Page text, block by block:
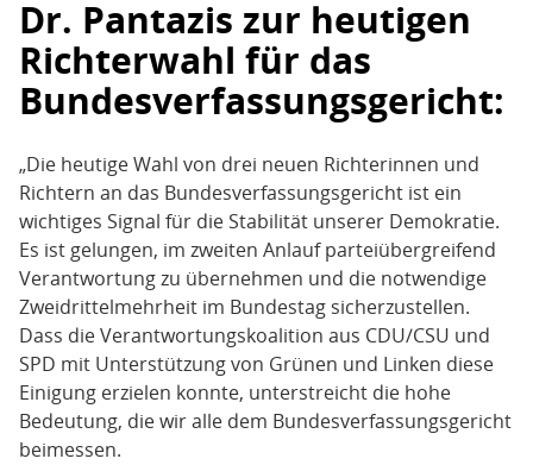
Dr. Pantazis zur heutigen
Richterwahl für das
Bundesverfassungsgericht:
„Die heutige Wahl von drei neuen Richterinnen und
Richtern an das Bundesverfassungsgericht ist ein
wichtiges Signal für die Stabilität unserer Demokratie.
Es ist gelungen, im zweiten Anlauf parteiübergreifend
Verantwortung zu übernehmen und die notwendige
Zweidrittelmehrheit im Bundestag sicherzustellen.
Dass die Verantwortungskoalition aus CDU/CSU und
SPD mit Unterstützung von Grünen und Linken diese
Einigung erzielen konnte, unterstreicht die hohe
Bedeutung, die wir alle dem Bundesverfassungsgericht
beimessen.